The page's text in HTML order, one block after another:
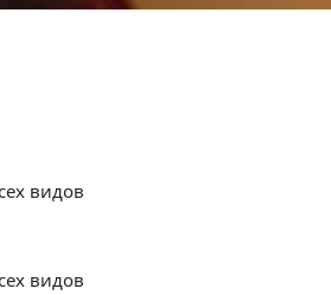
видов
видов